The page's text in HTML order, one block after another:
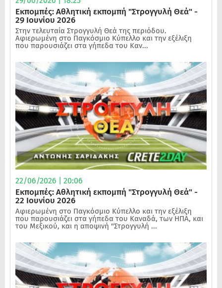
Εκπομπές: Αθλητική εκπομπή "Στρογγυλή Θεά" -
29 Ιουνίου 2026
Στην τελευταία Στρογγυλή Θεά της περιόδου.
Αφιερωμένη στο Παγκόσμιο Κύπελλο και την εξέλιξη
που παρουσιάζει στα γήπεδα του Καν...
22/06/2026 | 20:06
Εκπομπές: Αθλητική εκπομπή "Στρογγυλή Θεά" -
22 Ιουνίου 2026
Αφιερωμένη στο Παγκόσμιο Κύπελλο και την εξέλιξη
που παρουσιάζει στα γήπεδα του Καναδά, των ΗΠΑ, και
του Μεξικού, και η αποψινή "Στρογγυλή ...